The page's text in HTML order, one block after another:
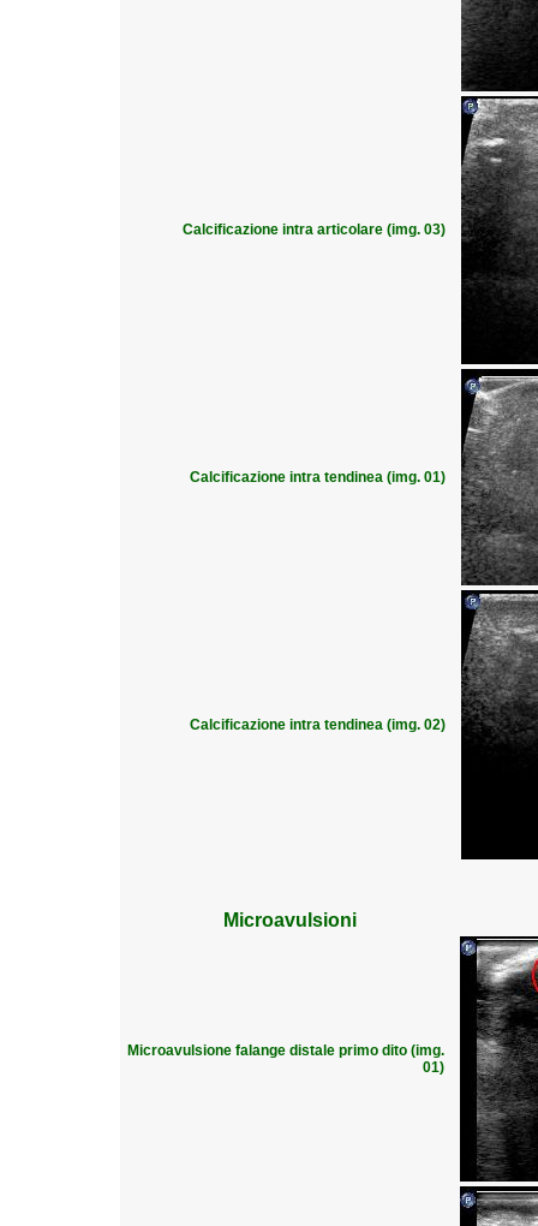
Calcificazione intra articolare (img. 03)
Calcificazione intra tendinea (img. 01)
Calcificazione intra tendinea (img. 02)
Microavulsioni
Microavulsione falange distale primo dito (img.
01)